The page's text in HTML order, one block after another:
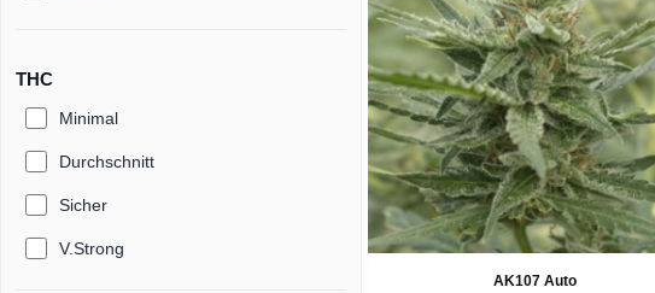
THC
Minimal
Durchschnitt
Sicher
V.Strong
AK107 Auto